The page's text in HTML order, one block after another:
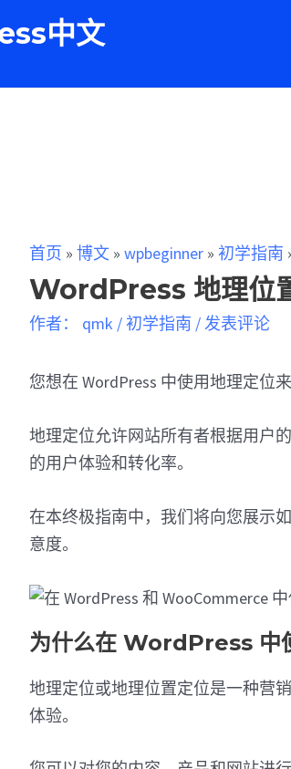
中文
首页 »博文 »wpbeginner »初学指南
WordPress 地理位
作者： qmk /初学指南 /发表评论
您想在 WordPress 中使用地理定位
地理定位允许网站所有者根据用户
的用户体验和转化率。
在本终极指南中，我们将向您展示
意度。
为什么在 WordPress 中
地理定位或地理位置定位是一种营
体验。